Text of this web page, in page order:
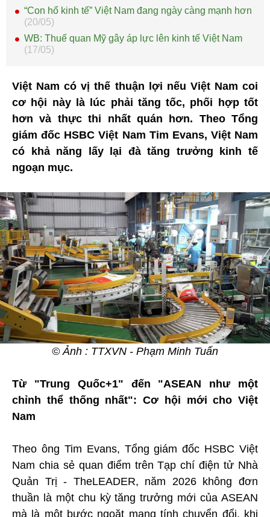
“Con hổ kinh tế” Việt Nam đang ngày càng mạnh hơn
(20/05)
WB: Thuế quan Mỹ gây áp lực lên kinh tế Việt Nam
(17/05)
Việt Nam có vị thế thuận lợi nếu Việt Nam coi
cơ hội này là lúc phải tăng tốc, phối hợp tốt
hơn và thực thi nhất quán hơn. Theo Tổng
giám đốc HSBC Việt Nam Tim Evans, Việt Nam
có khả năng lấy lại đà tăng trưởng kinh tế
ngoạn mục.
© Ảnh : TTXVN - Phạm Minh Tuấn
Từ "Trung Quốc+1" đến "ASEAN như một
chỉnh thể thống nhất": Cơ hội mới cho Việt
Nam
Theo ông Tim Evans, Tổng giám đốc HSBC Việt
Nam chia sẻ quan điểm trên Tạp chí điện tử Nhà
Quản Trị - TheLEADER, năm 2026 không đơn
thuần là một chu kỳ tăng trưởng mới của ASEAN
mà là một bước ngoặt mang tính chuyển đổi, khi